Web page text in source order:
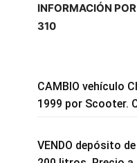
INFORMACIÓN
310
CAMBIO vehículo
1999 por Scooter.
VENDO depósito